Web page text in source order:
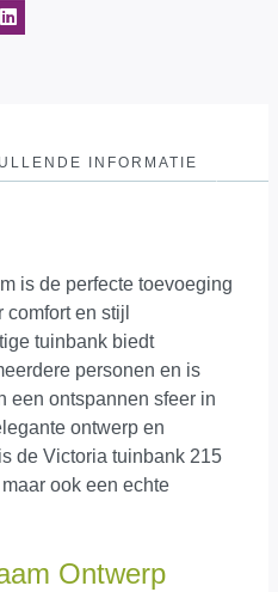
INFORMATIE
is de perfecte toevoeging
en stijl
tuinbank biedt
personen en is
een ontspannen sfeer in
ontwerp en
de Victoria tuinbank 215
ook een echte
Ontwerp